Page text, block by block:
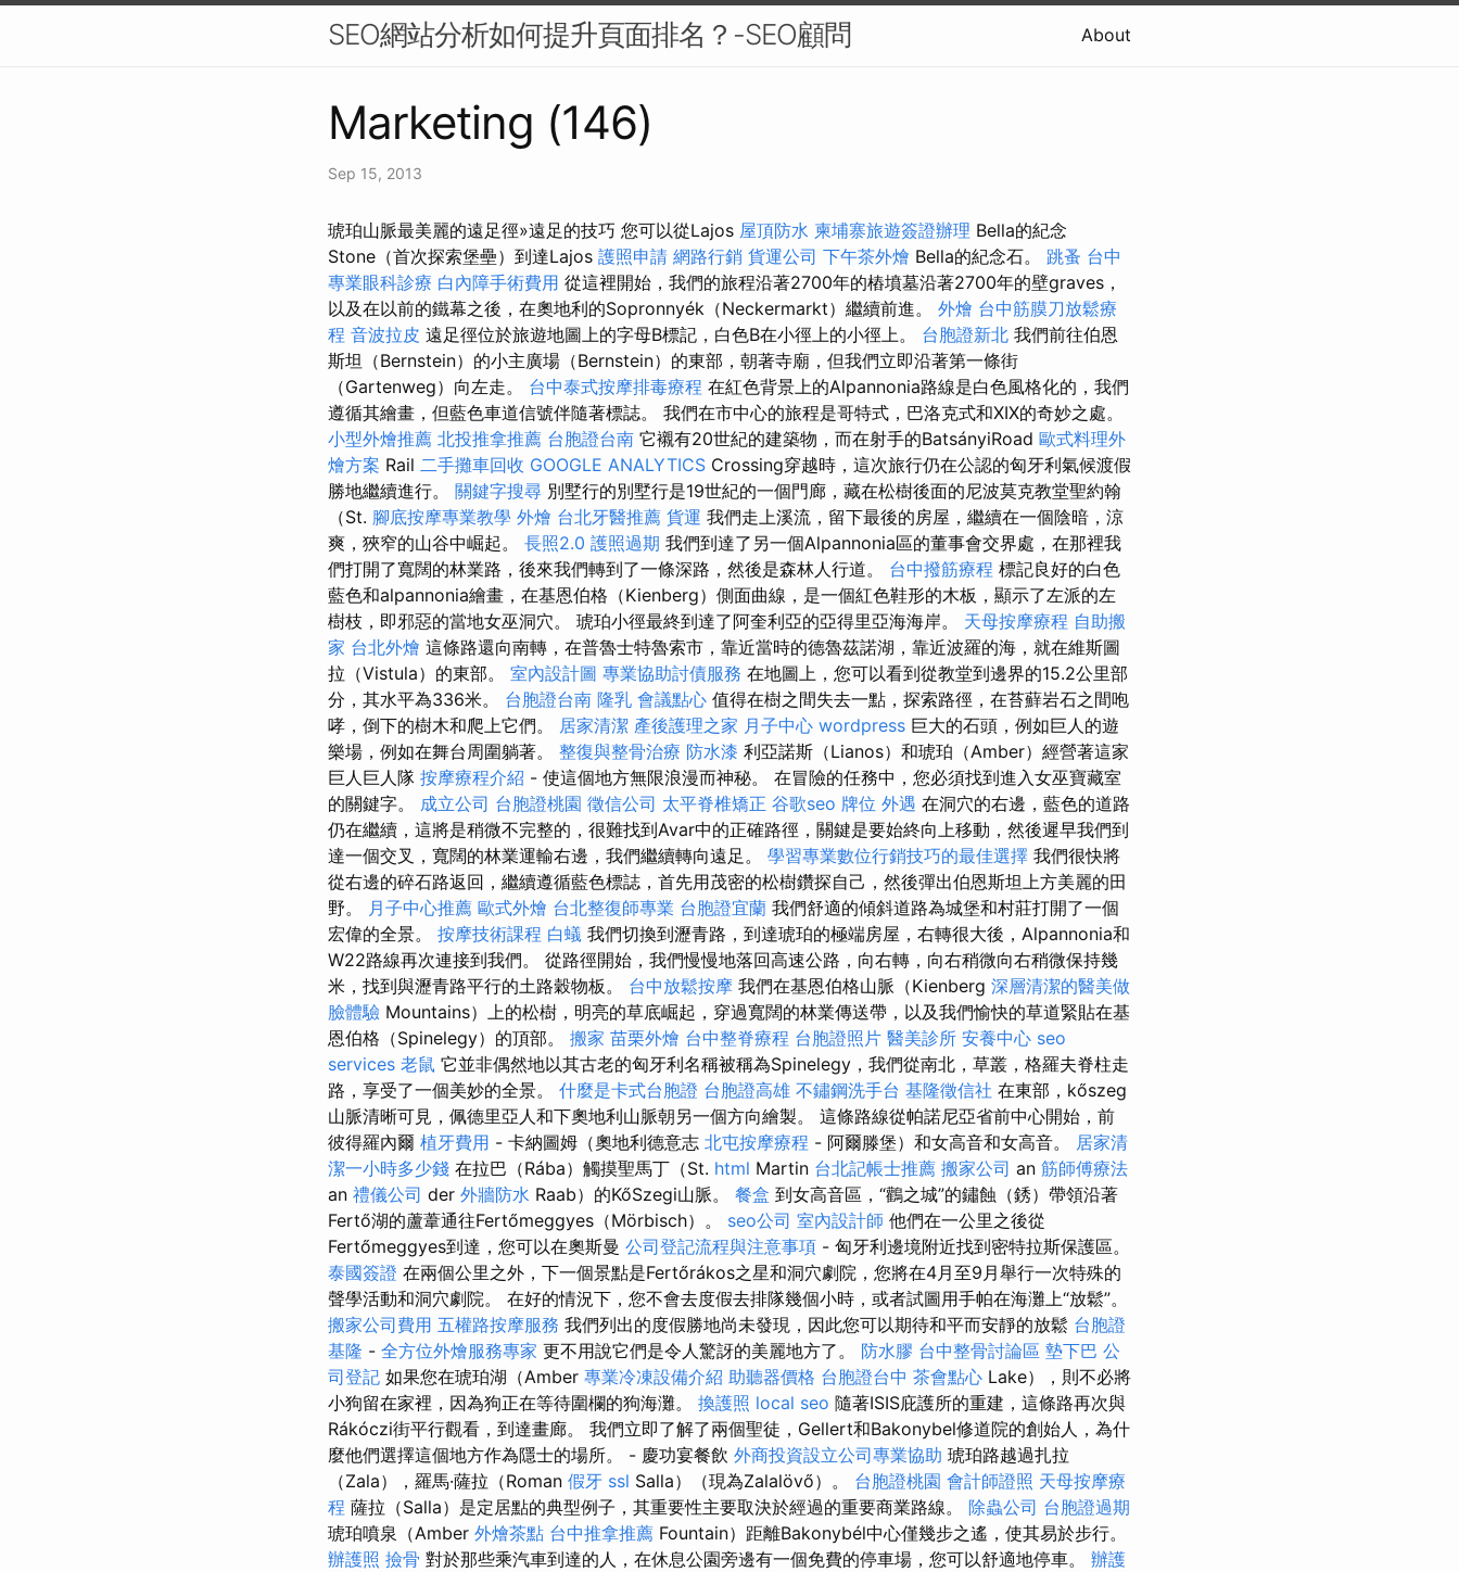
SEO網站分析如何提升頁面排名？-SEO顧問 About
Marketing (146)
Sep 15, 2013
琥珀山脈最美麗的遠足徑»遠足的技巧 您可以從Lajos 屋頂防水 柬埔寨旅遊簽證辦理 Bella的紀念
Stone（首次探索堡壘）到達Lajos 護照申請 網路行銷 貨運公司 下午茶外燴 Bella的紀念石。 跳蚤 台中
專業眼科診療 白內障手術費用 從這裡開始，我們的旅程沿著2700年的樁墳墓沿著2700年的壁graves，
以及在以前的鐵幕之後，在奧地利的Sopronnyék（Neckermarkt）繼續前進。 外燴 台中筋膜刀放鬆療
程 音波拉皮 遠足徑位於旅遊地圖上的字母B標記，白色B在小徑上的小徑上。 台胞證新北 我們前往伯恩
斯坦（Bernstein）的小主廣場（Bernstein）的東部，朝著寺廟，但我們立即沿著第一條街
（Gartenweg）向左走。 台中泰式按摩排毒療程 在紅色背景上的Alpannonia路線是白色風格化的，我們
遵循其繪畫，但藍色車道信號伴隨著標誌。 我們在市中心的旅程是哥特式，巴洛克式和XIX的奇妙之處。
小型外燴推薦 北投推拿推薦 台胞證台南 它襯有20世紀的建築物，而在射手的BatsányiRoad 歐式料理外
燴方案 Rail 二手攤車回收 GOOGLE ANALYTICS Crossing穿越時，這次旅行仍在公認的匈牙利氣候渡假
勝地繼續進行。 關鍵字搜尋 別墅行的別墅行是19世紀的一個門廊，藏在松樹後面的尼波莫克教堂聖約翰
（St. 腳底按摩專業教學 外燴 台北牙醫推薦 貨運 我們走上溪流，留下最後的房屋，繼續在一個陰暗，涼
爽，狹窄的山谷中崛起。 長照2.0 護照過期 我們到達了另一個Alpannonia區的董事會交界處，在那裡我
們打開了寬闊的林業路，後來我們轉到了一條深路，然後是森林人行道。 台中撥筋療程 標記良好的白色
藍色和alpannonia繪畫，在基恩伯格（Kienberg）側面曲線，是一個紅色鞋形的木板，顯示了左派的左
樹枝，即邪惡的當地女巫洞穴。 琥珀小徑最終到達了阿奎利亞的亞得里亞海海岸。 天母按摩療程 自助搬
家 台北外燴 這條路還向南轉，在普魯士特魯索市，靠近當時的德魯茲諾湖，靠近波羅的海，就在維斯圖
拉（Vistula）的東部。 室內設計圖 專業協助討債服務 在地圖上，您可以看到從教堂到邊界的15.2公里部
分，其水平為336米。 台胞證台南 隆乳 會議點心 值得在樹之間失去一點，探索路徑，在苔蘚岩石之間咆
哮，倒下的樹木和爬上它們。 居家清潔 產後護理之家 月子中心 wordpress 巨大的石頭，例如巨人的遊
樂場，例如在舞台周圍躺著。 整復與整骨治療 防水漆 利亞諾斯（Lianos）和琥珀（Amber）經營著這家
巨人巨人隊 按摩療程介紹 - 使這個地方無限浪漫而神秘。 在冒險的任務中，您必須找到進入女巫寶藏室
的關鍵字。 成立公司 台胞證桃園 徵信公司 太平脊椎矯正 谷歌seo 牌位 外遇 在洞穴的右邊，藍色的道路
仍在繼續，這將是稍微不完整的，很難找到Avar中的正確路徑，關鍵是要始終向上移動，然後遲早我們到
達一個交叉，寬闊的林業運輸右邊，我們繼續轉向遠足。 學習專業數位行銷技巧的最佳選擇 我們很快將
從右邊的碎石路返回，繼續遵循藍色標誌，首先用茂密的松樹鑽探自己，然後彈出伯恩斯坦上方美麗的田
野。
月子中心推薦 歐式外燴 台北整復師專業 台胞證宜蘭 我們舒適的傾斜道路為城堡和村莊打開了一個
宏偉的全景。 按摩技術課程 白蟻 我們切換到瀝青路，到達琥珀的極端房屋，右轉很大後，Alpannonia和
W22路線再次連接到我們。 從路徑開始，我們慢慢地落回高速公路，向右轉，向右稍微向右稍微保持幾
米，找到與瀝青路平行的土路穀物板。 台中放鬆按摩 我們在基恩伯格山脈（Kienberg 深層清潔的醫美做
臉體驗 Mountains）上的松樹，明亮的草底崛起，穿過寬闊的林業傳送帶，以及我們愉快的草道緊貼在基
恩伯格（Spinelegy）的頂部。 搬家 苗栗外燴 台中整脊療程 台胞證照片 醫美診所 安養中心 seo
services 老鼠 它並非偶然地以其古老的匈牙利名稱被稱為Spinelegy，我們從南北，草叢，格羅夫脊柱走
路，享受了一個美妙的全景。 什麼是卡式台胞證 台胞證高雄 不鏽鋼洗手台 基隆徵信社 在東部，kőszeg
山脈清晰可見，佩德里亞人和下奧地利山脈朝另一個方向繪製。 這條路線從帕諾尼亞省前中心開始，前
彼得羅內爾 植牙費用 - 卡納圖姆（奧地利德意志 北屯按摩療程 - 阿爾滕堡）和女高音和女高音。 居家清
潔一小時多少錢 在拉巴（Rába）觸摸聖馬丁（St. html Martin 台北記帳士推薦 搬家公司 an 筋師傅療法
an 禮儀公司 der 外牆防水 Raab）的KőSzegi山脈。 餐盒 到女高音區，“鸛之城”的鏽蝕（銹）帶領沿著
Fertő湖的蘆葦通往Fertőmeggyes（Mörbisch）。 seo公司 室內設計師 他們在一公里之後從
Fertőmeggyes到達，您可以在奧斯曼 公司登記流程與注意事項 - 匈牙利邊境附近找到密特拉斯保護區。
泰國簽證 在兩個公里之外，下一個景點是Fertőrákos之星和洞穴劇院，您將在4月至9月舉行一次特殊的
聲學活動和洞穴劇院。 在好的情況下，您不會去度假去排隊幾個小時，或者試圖用手帕在海灘上“放鬆”。
搬家公司費用 五權路按摩服務 我們列出的度假勝地尚未發現，因此您可以期待和平而安靜的放鬆 台胞證
基隆 - 全方位外燴服務專家 更不用說它們是令人驚訝的美麗地方了。 防水膠 台中整骨討論區 墊下巴 公
司登記 如果您在琥珀湖（Amber 專業冷凍設備介紹 助聽器價格 台胞證台中 茶會點心 Lake），則不必將
小狗留在家裡，因為狗正在等待圍欄的狗海灘。 換護照 local seo 隨著ISIS庇護所的重建，這條路再次與
Rákóczi街平行觀看，到達畫廊。 我們立即了解了兩個聖徒，Gellert和Bakonybel修道院的創始人，為什
麼他們選擇這個地方作為隱士的場所。 - 慶功宴餐飲 外商投資設立公司專業協助 琥珀路越過扎拉
（Zala），羅馬·薩拉（Roman 假牙 ssl Salla）（現為Zalalövő）。 台胞證桃園 會計師證照 天母按摩療
程 薩拉（Salla）是定居點的典型例子，其重要性主要取決於經過的重要商業路線。 除蟲公司 台胞證過期
琥珀噴泉（Amber 外燴茶點 台中推拿推薦 Fountain）距離Bakonybél中心僅幾步之遙，使其易於步行。
辦護照 撿骨 對於那些乘汽車到達的人，在休息公園旁邊有一個免費的停車場，您可以舒適地停車。 辦護